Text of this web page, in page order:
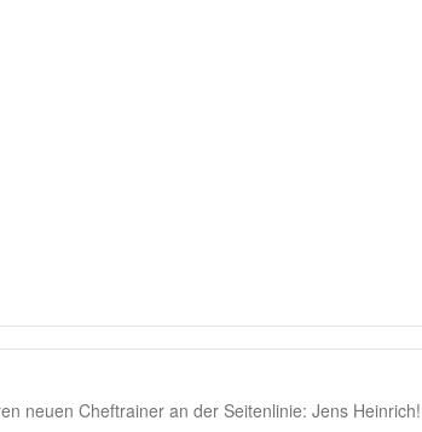
neuen Cheftrainer an der Seitenlinie: Jens Heinrich!